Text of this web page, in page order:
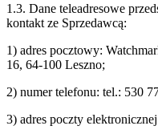
1.3. Dane teleadresowe
kontakt ze Sprzedawcą:
1) adres pocztowy:
16, 64-100 Leszno;
2) numer telefonu: tel.: 530
3) adres poczty